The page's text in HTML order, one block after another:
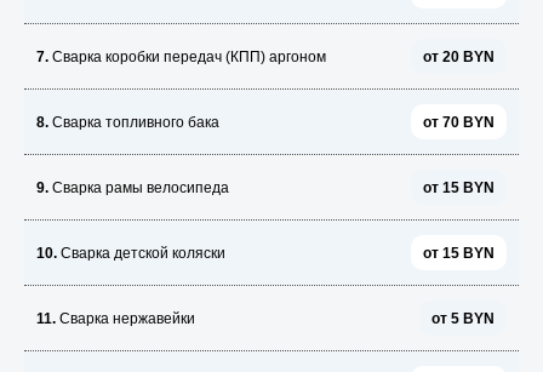
7. Сварка коробки передач (КПП) аргоном от 20 BYN
8. Сварка топливного бака от 70 BYN
9. Сварка рамы велосипеда от 15 BYN
10. Сварка детской коляски от 15 BYN
11. Сварка нержавейки от 5 BYN